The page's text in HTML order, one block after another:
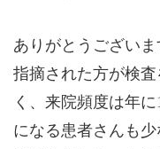
ありがとうござい
指摘された方が検
く、来院頻度は年
になる患者さんも